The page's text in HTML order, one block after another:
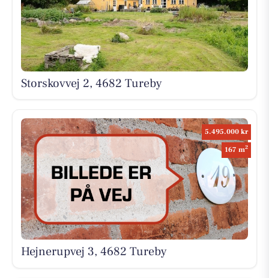
Storskovvej 2, 4682 Tureby
5.495.000 kr
167 m2
Hejnerupvej 3, 4682 Tureby